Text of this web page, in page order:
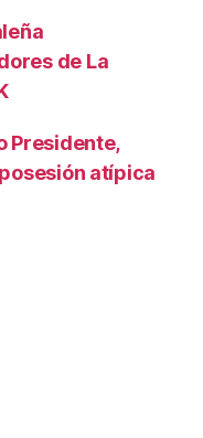
de La
Presidente,
atípica